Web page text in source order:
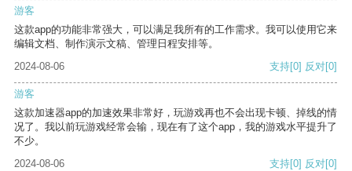
游客
这款app的功能非常强大，可以满足我所有的工作需求。我可以使用它来
编辑文档、制作演示文稿、管理日程安排等。
2024-08-06
支持[0] 反对[0]
游客
这款加速器app的加速效果非常好，玩游戏再也不会出现卡顿、掉线的情
况了。我以前玩游戏经常会输，现在有了这个app，我的游戏水平提升了
不少。
2024-08-06
支持[0] 反对[0]